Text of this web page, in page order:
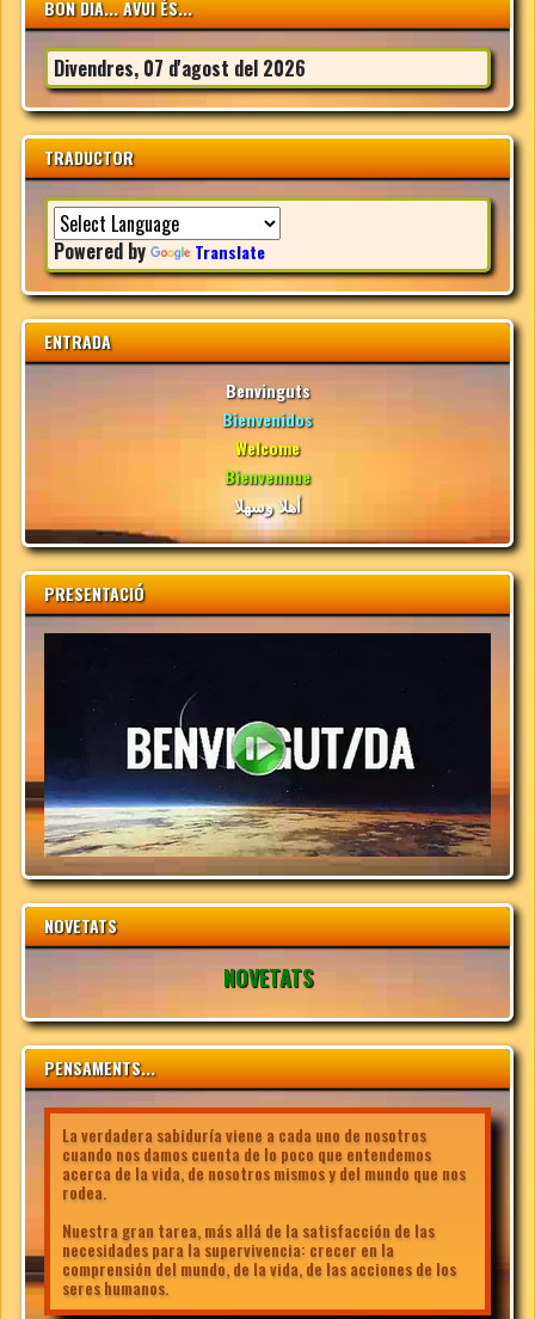
BON DIA... AVUI ÉS...
Divendres, 07 d'agost del 2026
TRADUCTOR
Powered by Translate
ENTRADA
Benvinguts
Bienvenidos
Welcome
Bienvennue
أهلا وسهلا
PRESENTACIÓ
NOVETATS
NOVETATS
PENSAMENTS...
La verdadera sabiduría viene a cada uno de nosotros
cuando nos damos cuenta de lo poco que entendemos
acerca de la vida, de nosotros mismos y del mundo que nos
rodea.
Nuestra gran tarea, más allá de la satisfacción de las
necesidades para la supervivencia: crecer en la
comprensión del mundo, de la vida, de las acciones de los
seres humanos.